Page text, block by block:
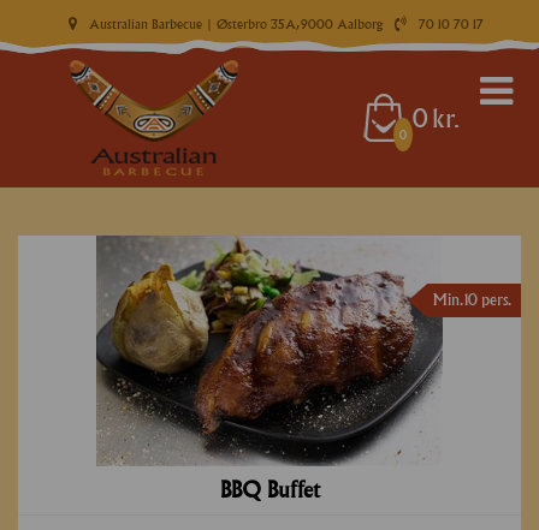
Australian Barbecue | Østerbro 35A, 9000 Aalborg 70 10 70 17
0
0 kr.
BBQ Buffet
Min. 10 pers.